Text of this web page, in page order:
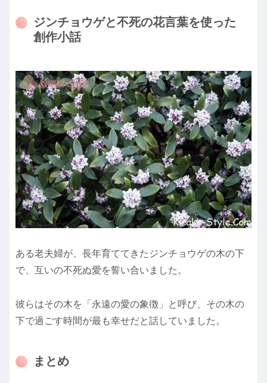
ジンチョウゲと不死の花言葉を使った
創作小話
ある老夫婦が、長年育ててきたジンチョウゲの木の下
で、互いの不死ぬ愛を誓い合いました。
彼らはその木を「永遠の愛の象徴」と呼び、その木の
下で過ごす時間が最も幸せだと話していました。
まとめ